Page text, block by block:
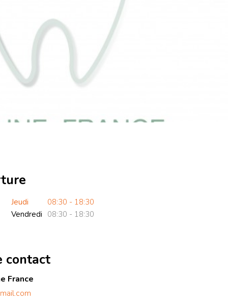
Jeudi
08:30 - 18:30
Vendredi 08:30 - 18:30
contact
France